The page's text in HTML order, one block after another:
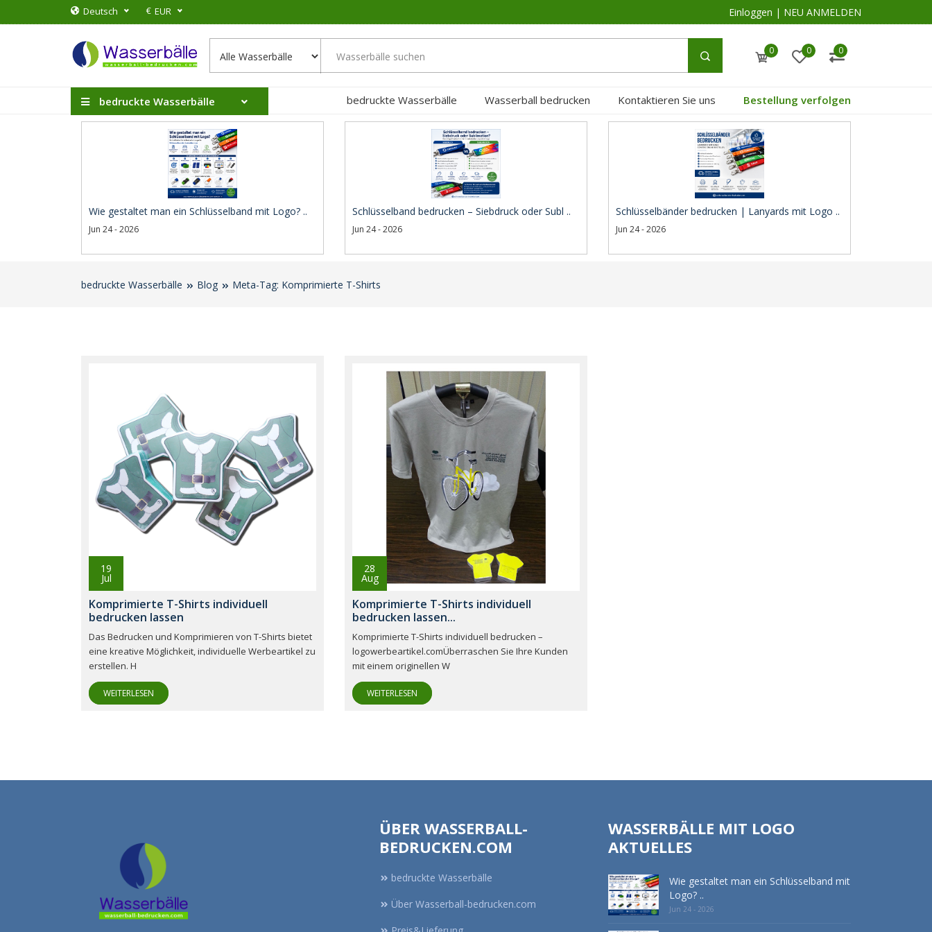
Deutsch € EUR Einloggen | NEU ANMELDEN
0 0 0
bedruckte Wasserbälle bedruckte Wasserbälle Wasserball bedrucken Kontaktieren Sie uns Bestellung verfolgen
Wie gestaltet man ein Schlüsselband mit Logo? ..
Jun 24 - 2026
Schlüsselband bedrucken – Siebdruck oder Subl ..
Jun 24 - 2026
Schlüsselbänder bedrucken | Lanyards mit Logo ..
Jun 24 - 2026
bedruckte Wasserbälle Blog Meta-Tag: Komprimierte T-Shirts
19
Jul
Komprimierte T-Shirts individuell
bedrucken lassen
Das Bedrucken und Komprimieren von T-Shirts bietet
eine kreative Möglichkeit, individuelle Werbeartikel zu
erstellen. H
WEITERLESEN
28
Aug
Komprimierte T-Shirts individuell
bedrucken lassen...
Komprimierte T-Shirts individuell bedrucken –
logowerbeartikel.comÜberraschen Sie Ihre Kunden
mit einem originellen W
WEITERLESEN
ÜBER WASSERBALL-
BEDRUCKEN.COM
bedruckte Wasserbälle
Über Wasserball-bedrucken.com
WASSERBÄLLE MIT LOGO
AKTUELLES
Wie gestaltet man ein Schlüsselband mit
Logo? ..
Jun 24 - 2026